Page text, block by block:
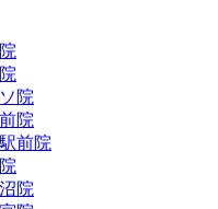
院
院
前院
院